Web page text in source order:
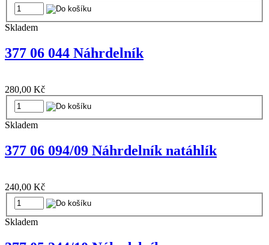
Skladem
377 06 044 Náhrdelník
280,00 Kč
Skladem
377 06 094/09 Náhrdelník natáhlík
240,00 Kč
Skladem